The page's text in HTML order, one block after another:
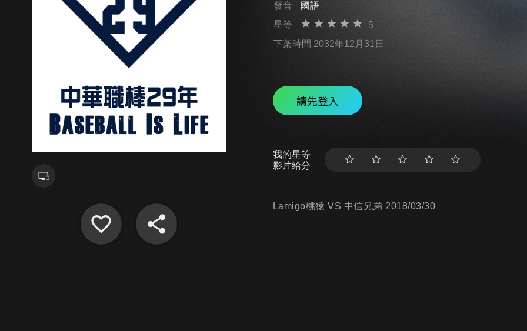
發音
國語
星等
5
下架時間 2032年12月31日
請先登入
我的星等
影片給分
Lamigo桃猿 VS 中信兄弟 2018/03/30